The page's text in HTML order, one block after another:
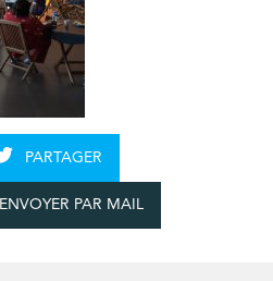
PARTAGER
ENVOYER PAR MAIL